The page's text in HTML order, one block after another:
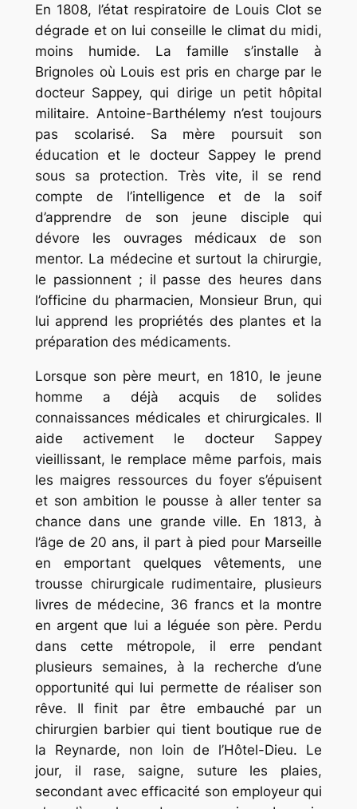
En 1808, l’état respiratoire de Louis Clot se
dégrade et on lui conseille le climat du midi,
moins humide. La famille s’installe à
Brignoles où Louis est pris en charge par le
docteur Sappey, qui dirige un petit hôpital
militaire. Antoine-Barthélemy n’est toujours
pas scolarisé. Sa mère poursuit son
éducation et le docteur Sappey le prend
sous sa protection. Très vite, il se rend
compte de l’intelligence et de la soif
d’apprendre de son jeune disciple qui
dévore les ouvrages médicaux de son
mentor. La médecine et surtout la chirurgie,
le passionnent ; il passe des heures dans
l’officine du pharmacien, Monsieur Brun, qui
lui apprend les propriétés des plantes et la
préparation des médicaments.
Lorsque son père meurt, en 1810, le jeune
homme a déjà acquis de solides
connaissances médicales et chirurgicales. Il
aide activement le docteur Sappey
vieillissant, le remplace même parfois, mais
les maigres ressources du foyer s’épuisent
et son ambition le pousse à aller tenter sa
chance dans une grande ville. En 1813, à
l’âge de 20 ans, il part à pied pour Marseille
en emportant quelques vêtements, une
trousse chirurgicale rudimentaire, plusieurs
livres de médecine, 36 francs et la montre
en argent que lui a léguée son père. Perdu
dans cette métropole, il erre pendant
plusieurs semaines, à la recherche d’une
opportunité qui lui permette de réaliser son
rêve. Il finit par être embauché par un
chirurgien barbier qui tient boutique rue de
la Reynarde, non loin de l’Hôtel-Dieu. Le
jour, il rase, saigne, suture les plaies,
secondant avec efficacité son employeur qui